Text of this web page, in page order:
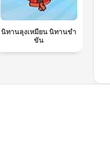
นิทานลุงเหมียน นิทานขำ
ขัน